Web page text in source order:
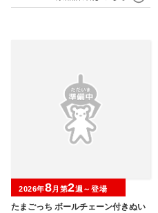
たまごっち ボールチェーン付きぬい
2026年8月第2週～登場